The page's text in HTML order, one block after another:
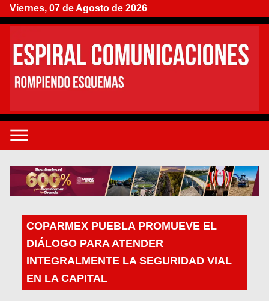
Viernes, 07 de Agosto de 2026
COPARMEX PUEBLA PROMUEVE EL
DIÁLOGO PARA ATENDER
INTEGRALMENTE LA SEGURIDAD VIAL
EN LA CAPITAL